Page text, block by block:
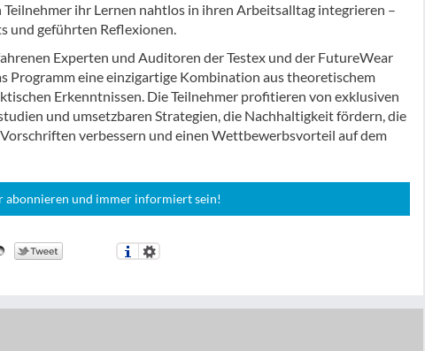
ihr Lernen nahtlos in ihren Arbeitsalltag integrieren –
und geführten Reflexionen.
Experten und Auditoren der Testex und der FutureWear
Programm eine einzigartige Kombination aus theoretischem
Erkenntnissen. Die Teilnehmer profitieren von exklusiven
und umsetzbaren Strategien, die Nachhaltigkeit fördern, die
verbessern und einen Wettbewerbsvorteil auf dem
und immer informiert sein!